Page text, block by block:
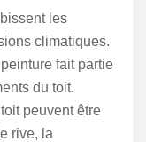
les
climatiques.
fait partie
du toit.
peuvent être
rive, la